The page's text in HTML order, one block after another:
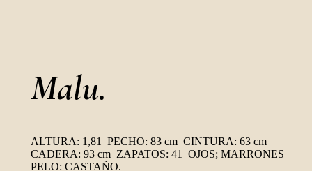
Malu.
ALTURA: 1,81 PECHO: 83 cm CINTURA: 63 cm
CADERA: 93 cm ZAPATOS: 41 OJOS; MARRONES
PELO: CASTAÑO.